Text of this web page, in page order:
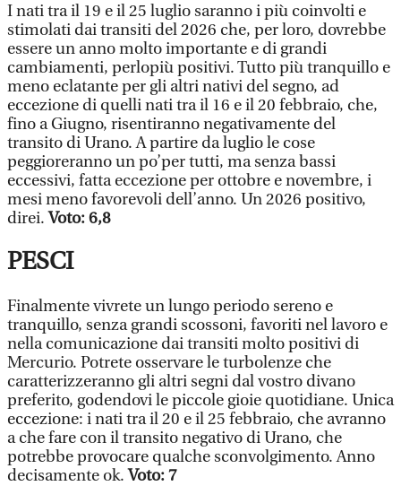
I nati tra il 19 e il 25 luglio saranno i più coinvolti e
stimolati dai transiti del 2026 che, per loro, dovrebbe
essere un anno molto importante e di grandi
cambiamenti, perlopiù positivi. Tutto più tranquillo e
meno eclatante per gli altri nativi del segno, ad
eccezione di quelli nati tra il 16 e il 20 febbraio, che,
fino a Giugno, risentiranno negativamente del
transito di Urano. A partire da luglio le cose
peggioreranno un po’per tutti, ma senza bassi
eccessivi, fatta eccezione per ottobre e novembre, i
mesi meno favorevoli dell’anno. Un 2026 positivo,
direi.Voto: 6,8
PESCI
Finalmente vivrete un lungo periodo sereno e
tranquillo, senza grandi scossoni, favoriti nel lavoro e
nella comunicazione dai transiti molto positivi di
Mercurio. Potrete osservare le turbolenze che
caratterizzeranno gli altri segni dal vostro divano
preferito, godendovi le piccole gioie quotidiane. Unica
eccezione: i nati tra il 20 e il 25 febbraio, che avranno
a che fare con il transito negativo di Urano, che
potrebbe provocare qualche sconvolgimento. Anno
decisamente ok.Voto: 7